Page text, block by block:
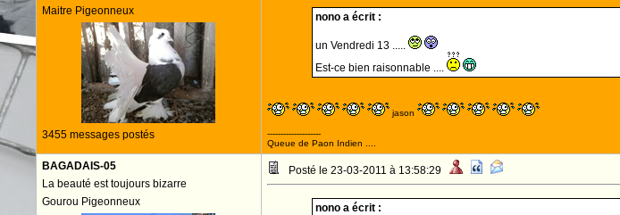
Maitre Pigeonneux
3455 messages postés
nono a écrit :
un Vendredi 13 .....
Est-ce bien raisonnable ....
jason
--------------------
Queue de Paon Indien ....
BAGADAIS-05
La beauté est toujours bizarre
Gourou Pigeonneux
Posté le 23-03-2011 à 13:58:29
nono a écrit :